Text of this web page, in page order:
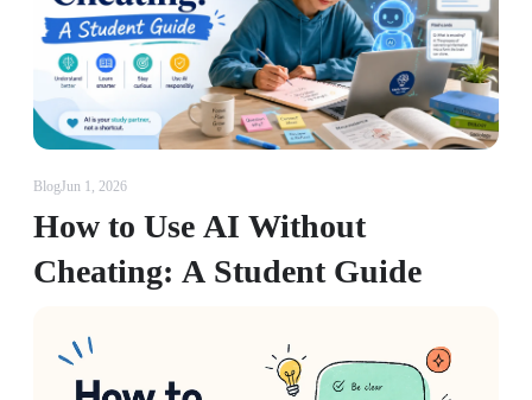
BlogJun 1, 2026
How to Use AI Without
Cheating: A Student Guide